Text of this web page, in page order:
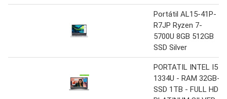
Portátil AL15-41P-
R7JP Ryzen 7-
5700U 8GB 512GB
SSD Silver
PORTATIL INTEL I5
1334U - RAM 32GB-
SSD 1TB - FULL HD